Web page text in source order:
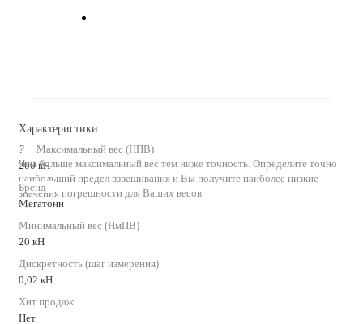
Характеристики
?
Чем больше максимальный вес тем ниже точность. Определите точно
наибольший предел взвешивания и Вы получите наиболее низкие
значения погрешности для Ваших весов.
Максимальный вес (НПВ)
200 кН
Бренд
Мегатонн
Минимальный вес (НмПВ)
20 кН
Дискретность (шаг измерения)
0,02 кН
Хит продаж
Нет